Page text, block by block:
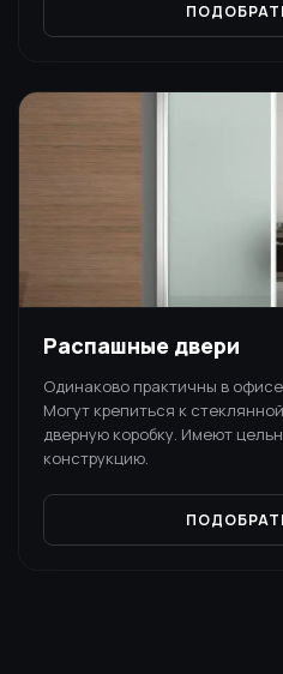
Распашные двери
Одинаково практичны в
Могут крепиться к
дверную коробку. Имеют
конструкцию.